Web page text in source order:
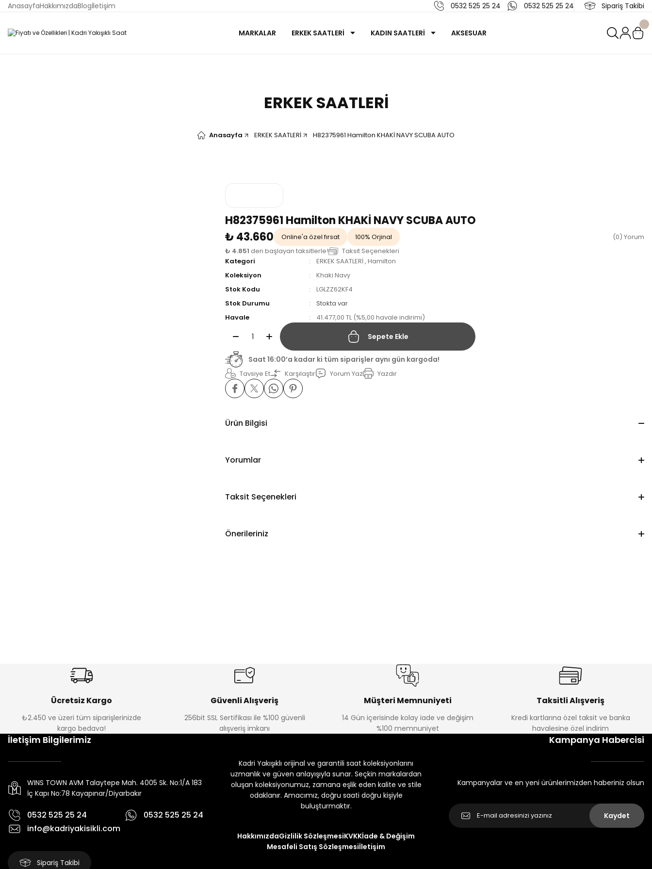
AnasayfaHakkımızdaBlogİletişim 0532 525 25 24 0532 525 25 24 Sipariş Takibi
MARKALAR ERKEK SAATLERİ KADIN SAATLERİ AKSESUAR
ERKEK SAATLERİ
Anasayfa ERKEK SAATLERİ H82375961 Hamilton KHAKİ NAVY SCUBA AUTO
H82375961 Hamilton KHAKİ NAVY SCUBA AUTO
₺ 43.660
Online'a özel fırsat 100% Orjinal
(0) Yorum
₺ 4.851 den başlayan taksitlerle!
Taksit Seçenekleri
Kategori
ERKEK SAATLERİ, Hamilton
Koleksiyon
Khaki Navy
Stok Kodu
LGLZZ62KF4
Stok Durumu
Stokta var
Havale
41.477,00 TL (%5,00 havale indirimi)
Sepete Ekle
Saat 16:00’a kadar ki tüm siparişler aynı gün kargoda!
Tavsiye Et Karşılaştır Yorum Yaz Yazdır
Ürün Bilgisi
Yorumlar
Taksit Seçenekleri
Önerileriniz
Ücretsiz Kargo
₺2.450 ve üzeri tüm siparişlerinizde
kargo bedava!
Güvenli Alışveriş
256bit SSL Sertifikası ile %100 güvenli
alışveriş imkanı
Müşteri Memnuniyeti
14 Gün içerisinde kolay iade ve değişim
%100 memnuniyet
Taksitli Alışveriş
Kredi kartlarına özel taksit ve banka
havalesine özel indirim
İletişim Bilgilerimiz
WINS TOWN AVM Talaytepe Mah. 4005 Sk. No:1/A 183
İç Kapı No:78 Kayapınar/Diyarbakır
0532 525 25 24
0532 525 25 24
info@kadriyakisikli.com
Sipariş Takibi
Kadri Yakışıklı orijinal ve garantili saat koleksiyonlarını
uzmanlık ve güven anlayışıyla sunar. Seçkin markalardan
oluşan koleksiyonumuz, zamana eşlik eden kalite ve stile
odaklanır. Amacımız, doğru saati doğru kişiyle
buluşturmaktır.
HakkımızdaGizlilik SözleşmesiKVKKİade & Değişim
Mesafeli Satış Sözleşmesiİletişim
Kampanya Habercisi
Kampanyalar ve en yeni ürünlerimizden haberiniz olsun
Kaydet